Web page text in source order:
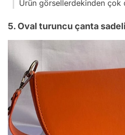
Ürün görsellerdekinden çok
5. Oval turuncu çanta